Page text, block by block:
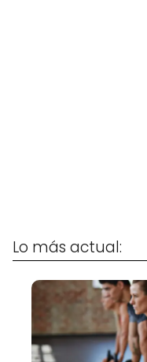
Lo más actual: